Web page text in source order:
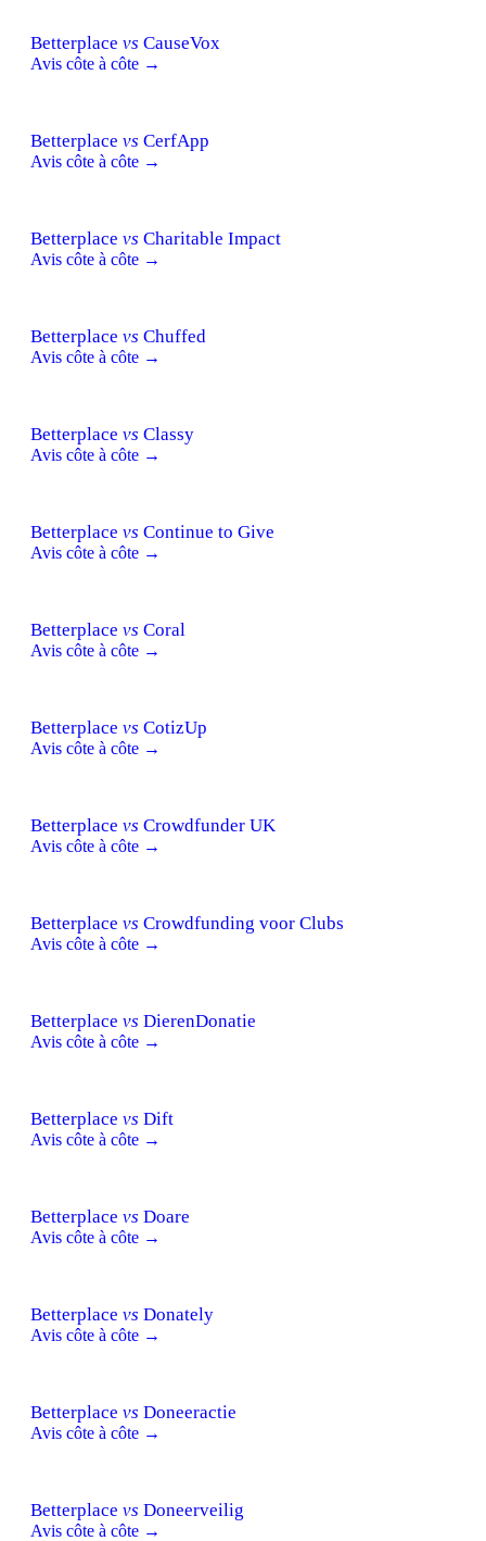
Betterplace vs CauseVox
Avis côte à côte →
Betterplace vs CerfApp
Avis côte à côte →
Betterplace vs Charitable Impact
Avis côte à côte →
Betterplace vs Chuffed
Avis côte à côte →
Betterplace vs Classy
Avis côte à côte →
Betterplace vs Continue to Give
Avis côte à côte →
Betterplace vs Coral
Avis côte à côte →
Betterplace vs CotizUp
Avis côte à côte →
Betterplace vs Crowdfunder UK
Avis côte à côte →
Betterplace vs Crowdfunding voor Clubs
Avis côte à côte →
Betterplace vs DierenDonatie
Avis côte à côte →
Betterplace vs Dift
Avis côte à côte →
Betterplace vs Doare
Avis côte à côte →
Betterplace vs Donately
Avis côte à côte →
Betterplace vs Doneeractie
Avis côte à côte →
Betterplace vs Doneerveilig
Avis côte à côte →